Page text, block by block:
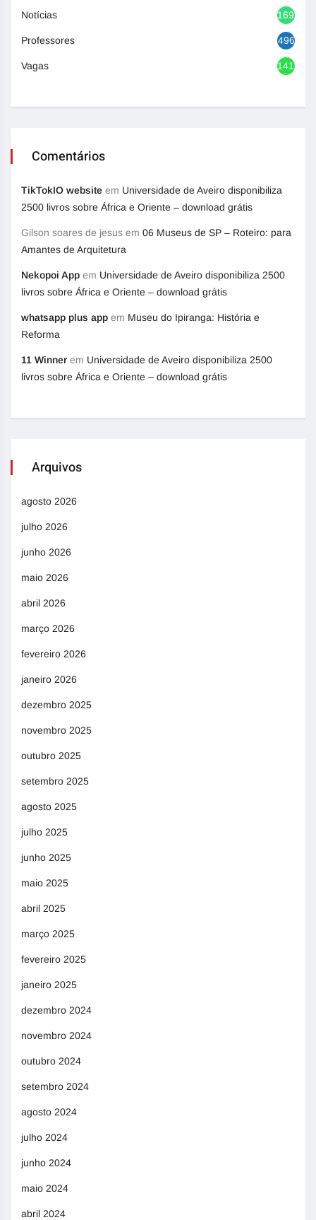
Notícias 1692
Professores 496
Vagas 1416
Comentários
TikTokIO website em Universidade de Aveiro disponibiliza
2500 livros sobre África e Oriente – download grátis
Gilson soares de jesus em 06 Museus de SP – Roteiro: para
Amantes de Arquitetura
Nekopoi App em Universidade de Aveiro disponibiliza 2500
livros sobre África e Oriente – download grátis
whatsapp plus app em Museu do Ipiranga: História e
Reforma
11 Winner em Universidade de Aveiro disponibiliza 2500
livros sobre África e Oriente – download grátis
Arquivos
agosto 2026
julho 2026
junho 2026
maio 2026
abril 2026
março 2026
fevereiro 2026
janeiro 2026
dezembro 2025
novembro 2025
outubro 2025
setembro 2025
agosto 2025
julho 2025
junho 2025
maio 2025
abril 2025
março 2025
fevereiro 2025
janeiro 2025
dezembro 2024
novembro 2024
outubro 2024
setembro 2024
agosto 2024
julho 2024
junho 2024
maio 2024
abril 2024